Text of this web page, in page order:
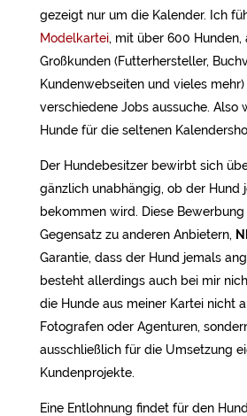
gezeigt nur um die Kalender. Ich
Modelkartei, mit über 600
Großkunden (Futterhersteller,
Kundenwebseiten und vieles
verschiedene Jobs aussuche. Also
Hunde für die seltenen
Der Hundebesitzer bewirbt sich
gänzlich unabhängig, ob der Hund
bekommen wird. Diese
Gegensatz zu anderen Anbietern,
Garantie, dass der Hund jemals
besteht allerdings auch bei mir
die Hunde aus meiner Kartei nicht
Fotografen oder Agenturen,
ausschließlich für die Umsetzung
Kundenprojekte.
Eine Entlohnung findet für den